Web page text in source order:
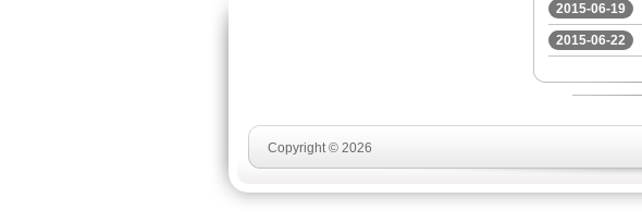
2015-06-19
2015-06-22
Copyright © 2026